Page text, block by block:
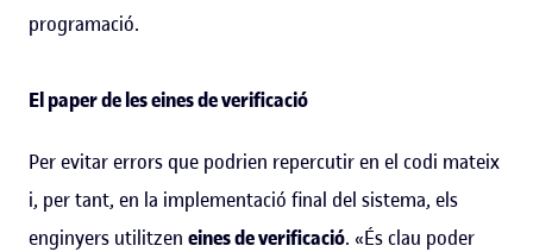
programació.
El paper de les eines de verificació
Per evitar errors que podrien repercutir en el codi mateix
i, per tant, en la implementació final del sistema, els
enginyers utilitzen eines de verificació. «És clau poder